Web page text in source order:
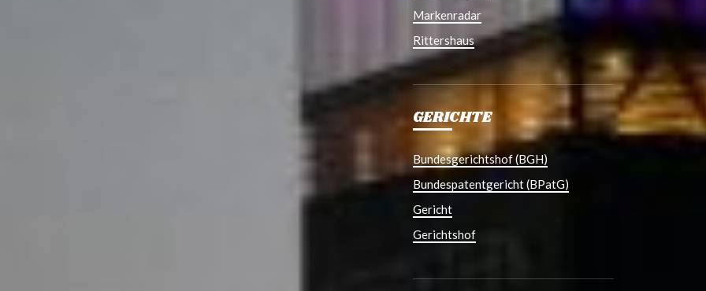
Markenradar
Rittershaus
GERICHTE
Bundesgerichtshof (BGH)
Bundespatentgericht (BPatG)
Gericht
Gerichtshof